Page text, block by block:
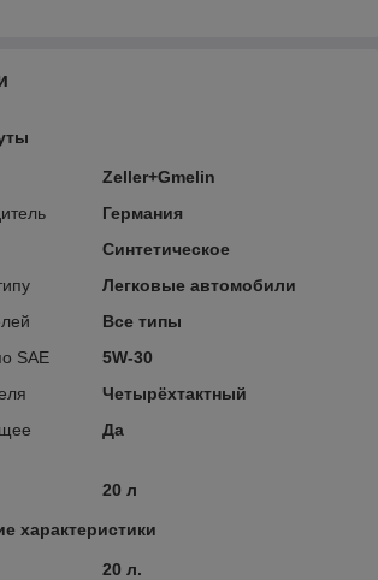
Zeller+Gmelin
Германия
Синтетическое
Легковые автомобили
Все типы
SAE
5W-30
Четырёхтактный
Да
20 л
характеристики
20 л.